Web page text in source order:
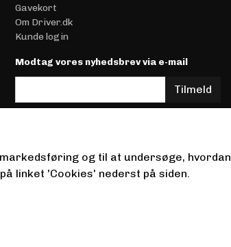
Gavekort
Om Driver.dk
Kunde login
Modtag vores nyhedsbrev via e-mail
Tilmeld
og til at undersøge, hvordan
linket 'Cookies' nederst på siden.